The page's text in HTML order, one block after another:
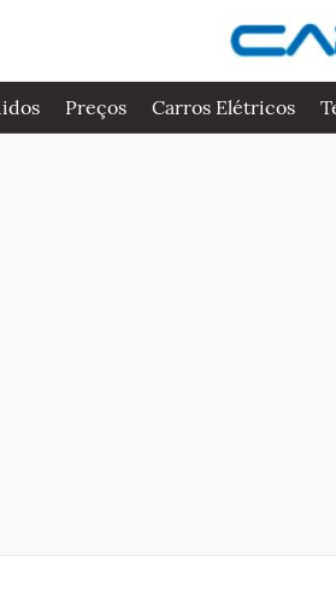
Preços Carros Elétricos